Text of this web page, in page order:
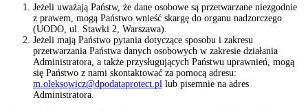
Jeżeli uważają Państw, że dane osobowe są przetwarzane niezgodnie
z prawem, mogą Państwo wnieść skargę do organu nadzorczego
(UODO, ul. Stawki 2, Warszawa).
Jeżeli mają Państwo pytania dotyczące sposobu i zakresu
przetwarzania Państwa danych osobowych w zakresie działania
Administratora, a także przysługujących Państwu uprawnień, mogą
się Państwo z nami skontaktować za pomocą adresu:
m.oleksowicz@dpodataprotect.pl lub pisemnie na adres
Administratora.